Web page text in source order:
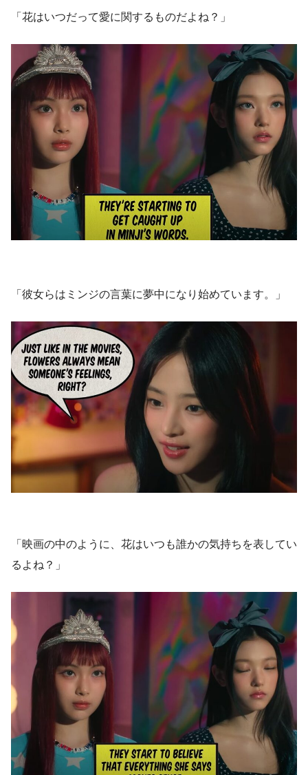
「花はいつだって愛に関するものだよね？」
「彼女らはミンジの言葉に夢中になり始めています。」
「映画の中のように、花はいつも誰かの気持ちを表してい
るよね？」